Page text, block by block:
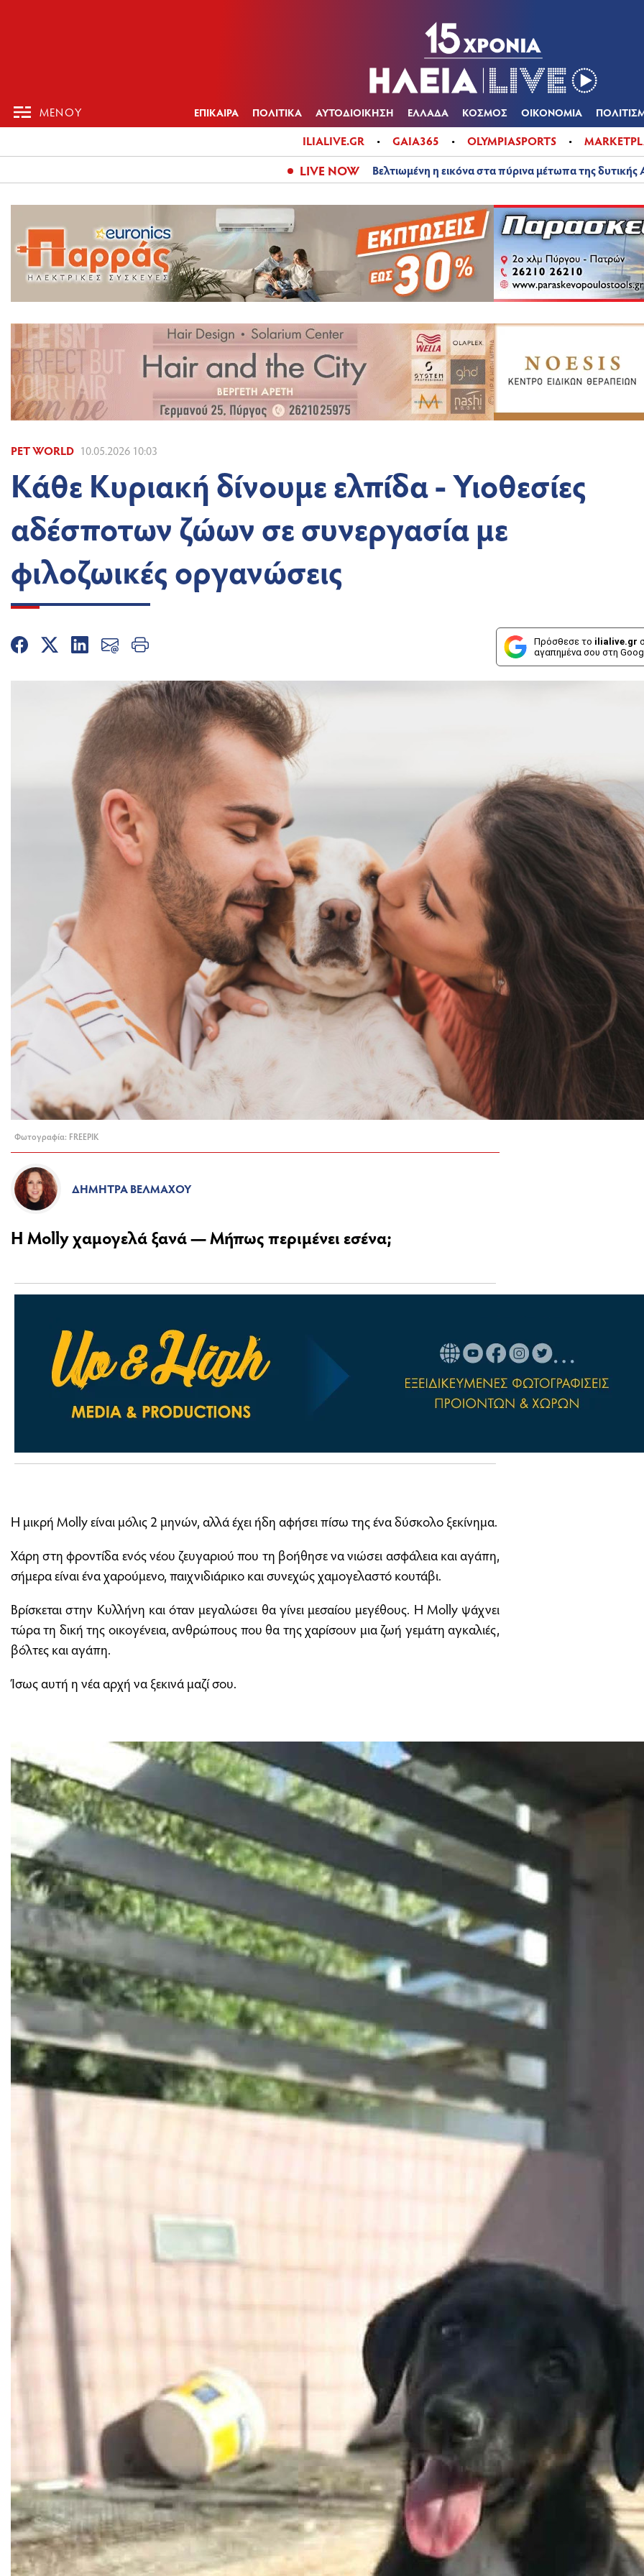
ΜΕΝΟΥ ΕΠΙΚΑΙΡΑ ΠΟΛΙΤΙΚΑ ΑΥΤΟΔΙΟΙΚΗΣΗ ΕΛΛΑΔΑ ΚΟΣΜΟΣ ΟΙΚΟΝΟΜΙΑ
ILIALIVE.GR GAIA365 OLYMPIASPORTS
LIVE NOW Βελτιωμένη η εικόνα στα πύρινα μέτωπα της δυτικής
PET WORLD 10.05.2026 10:03
Κάθε Κυριακή δίνουμε ελπίδα - Υιοθεσίες
αδέσποτων ζώων σε συνεργασία με
φιλοζωικές οργανώσεις
Πρόσθεσε το ilialive.gr
αγαπημένα σου στη
Φωτογραφία: FREEPIK
ΔΉΜΗΤΡΑ ΒΈΛΜΑΧΟΥ
Η Molly χαμογελά ξανά — Μήπως περιμένει εσένα;
Η μικρήMollyείναι μόλις 2 μηνών, αλλά έχει ήδη αφήσει πίσω της ένα δύσκολο ξεκίνημα.
Χάρη στη φροντίδα ενός νέου ζευγαριού που τη βοήθησε να νιώσει ασφάλεια και αγάπη,
σήμερα είναι ένα χαρούμενο, παιχνιδιάρικο και συνεχώς χαμογελαστό κουτάβι.
Βρίσκεται στην Κυλλήνη και όταν μεγαλώσει θα γίνει μεσαίου μεγέθους. Η Molly ψάχνει
τώρα τη δική της οικογένεια, ανθρώπους που θα της χαρίσουν μια ζωή γεμάτη αγκαλιές,
βόλτες και αγάπη.
Ίσως αυτή η νέα αρχή να ξεκινά μαζί σου.